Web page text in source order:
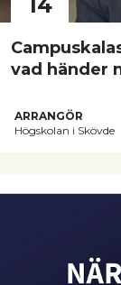
vad händer
ARRANGÖR
Högskolan i Skövde